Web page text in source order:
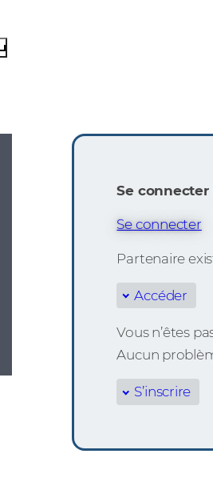
Se connecter
Se connecter
Partenaire
Accéder
Vous n’êtes
Aucun
S’inscrire